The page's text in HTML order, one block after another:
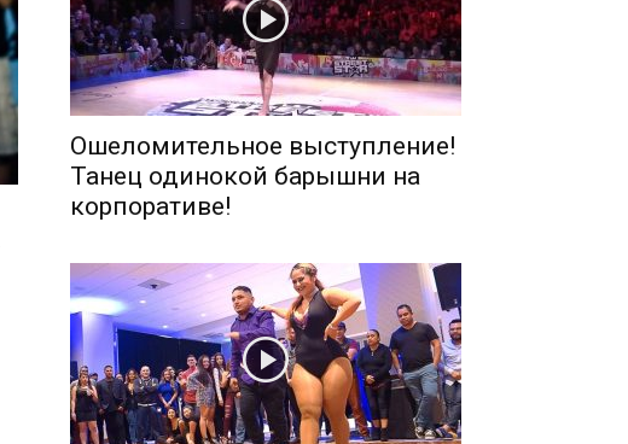
Ошеломительное выступление!
Танец одинокой барышни на
корпоративе!